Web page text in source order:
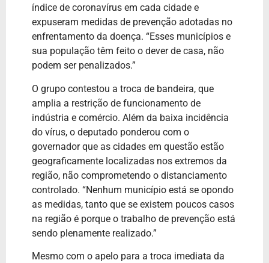
índice de coronavírus em cada cidade e
expuseram medidas de prevenção adotadas no
enfrentamento da doença. “Esses municípios e
sua população têm feito o dever de casa, não
podem ser penalizados.”
O grupo contestou a troca de bandeira, que
amplia a restrição de funcionamento de
indústria e comércio. Além da baixa incidência
do vírus, o deputado ponderou com o
governador que as cidades em questão estão
geograficamente localizadas nos extremos da
região, não comprometendo o distanciamento
controlado. “Nenhum município está se opondo
as medidas, tanto que se existem poucos casos
na região é porque o trabalho de prevenção está
sendo plenamente realizado.”
Mesmo com o apelo para a troca imediata da